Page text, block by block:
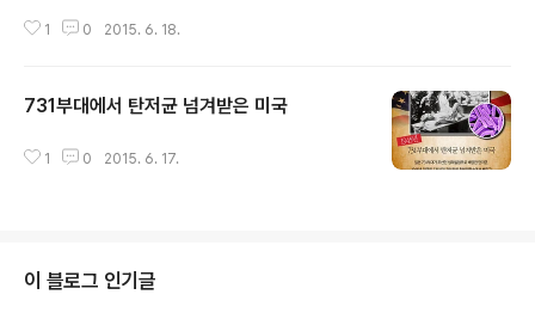
베스트셀러 등을 낸 출판사 창비에 대한 비판이 거세다. 이 출판사는 표절 의혹
"지적 설계론 찜쪄 먹을 우주적 궤변"이라며 경악했다." 우선 내 아이디 중 하나
에 우주가 들어가는데 박근혜의 우주 어쩌고 발언 때문에 나쁜 이미지가 생겨
불쾌하다. 표절에 대한 내 입장은 오픈소스를 하라는..
1 0 2015. 6. 18.
731부대에서 탄저균 넘겨받은 미국
1 0 2015. 6. 17.
이 블로그 인기글